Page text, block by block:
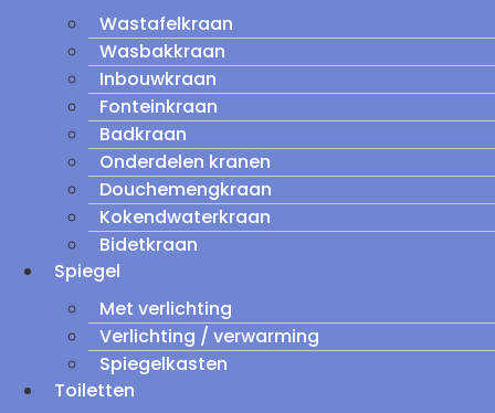
Wastafelkraan
Wasbakkraan
Inbouwkraan
Fonteinkraan
Badkraan
Onderdelen kranen
Douchemengkraan
Kokendwaterkraan
Bidetkraan
Spiegel
Met verlichting
Verlichting / verwarming
Spiegelkasten
Toiletten